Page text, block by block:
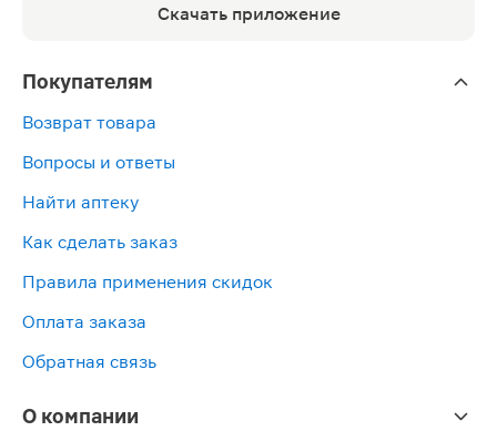
Скачать приложение
Покупателям
Возврат товара
Вопросы и ответы
Найти аптеку
Как сделать заказ
Правила применения скидок
Оплата заказа
Обратная связь
О компании